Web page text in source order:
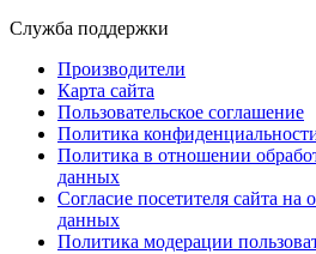
Служба поддержки
Производители
Карта сайта
Пользовательское соглашение
Политика
Политика в отношении
данных
Согласие посетителя сайта на
данных
Политика модерации